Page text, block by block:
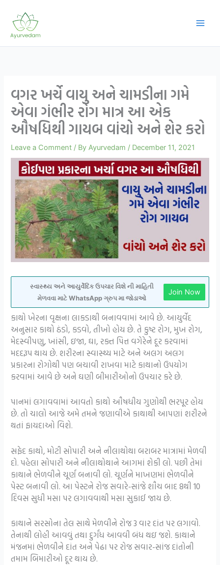
content
વગર ખર્ચે વાયુ અને ચામડીના ગમે
એવા ગંભીર રોગ માત્ર આ એક
ઔષધિથી ગાયબ વાંચો અને શેર કરો
Leave a Comment / ByAyurvedam / December 11, 2021
સ્વાસ્થ્ય અને આયુર્વેદિક ઉપચાર વિશે ની માહિતી
મેળવવા માટે WhatsApp ગ્રુપ મા જોડાઓ
Join Now
કાથો ખેરના વૃક્ષના લાકડાથી બનાવવામાં આવે છે. આયુર્વેદ
અનુસાર કાથો ઠંડો, કડવો, તીખો હોય છે. તે કુષ્ટ રોગ, મુખ રોગ,
મેદસ્વીપણુ, ખાંસી, ઇજા, ઘા, રક્ત પિત્ત વગેરેને દૂર કરવામાં
મદદરૂપ થાય છે. શરીરના સ્વાસ્થ્ય માટે અને અલગ અલગ
પ્રકારના રોગોથી પણ બચાવી રાખવા માટે કાથાનો ઉપયોગ
કરવામાં આવે છે અને ઘણી બીમારીઓનો ઉપચાર કરે છે.
પાનમાં લગાવવામાં આવતો કાથો ઔષધીય ગુણોથી ભરપૂર હોય
છે. તો ચાલો આજે અમે તમને જણાવીએ કાથાથી આપણાં શરીરને
થતાં ફાયદાઓ વિશે.
સફેદ કાથો, મોટી સોપારી અને નીલાથોથા બરાબર માત્રામાં મેળવી
દો. પહેલા સોપારી અને નીલાથોથાને આગમાં શેકી લો. પછી તેમાં
કાથાને ભેળવીને ચૂર્ણ બનાવી લો. ચૂર્ણને માખણમાં ભેળવીને
પેસ્ટ બનાવી લો. આ પેસ્ટને રોજ સવારે-સાંજે શૌચ બાદ 8થી 10
દિવસ સુધી મસા પર લગાવવાથી મસા સુકાઈ જાય છે.
કાથાને સરસોના તેલ સાથે મેળવીને રોજ 3 વાર દાંત પર લગાવો.
તેનાથી લોહી આવવું તથા દુર્ગંધ આવવી બંધ થઇ જશે. કાથાને
મંજનમાં ભેળવીને દાંત અને પેઢા પર રોજ સવાર-સાંજ દાંતોની
તમામ બિમારીઓ દૂર થાય છે.